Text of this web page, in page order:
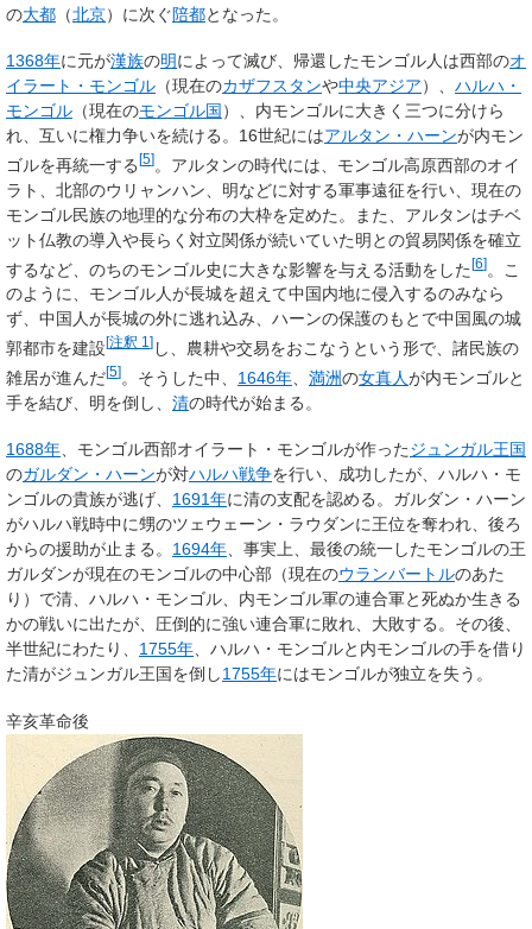
の大都 （北京）に次ぐ陪都となった。
1368年に元が漢族の明によって滅び、帰還したモンゴル人は西部のオ
イラート・モンゴル （現在のカザフスタンや中央アジア）、 ハルハ・
モンゴル （現在のモンゴル国 ）、内モンゴルに大きく三つに分けら
れ、互いに権力争いを続ける。16世紀にはアルタン・ハーンが内モン
ゴルを再統一する [5] 。アルタンの時代には、モンゴル高原西部のオイ
ラト、北部のウリャンハン、明などに対する軍事遠征を行い、現在の
モンゴル民族の地理的な分布の大枠を定めた。また、アルタンはチベ
ット仏教の導入や長らく対立関係が続いていた明との貿易関係を確立
するなど、のちのモンゴル史に大きな影響を与える活動をした[6]。こ
のように、モンゴル人が長城を超えて中国内地に侵入するのみなら
ず、中国人が長城の外に逃れ込み、ハーンの保護のもとで中国風の城
郭都市を建設[注釈 1 ] し、農耕や交易をおこなうという形で、諸民族の
雑居が進んだ[5] 。そうした中、 1646年 満洲の女真人が内モンゴルと
手を結び、明を倒し、 清の時代が始まる。
1688年、モンゴル西部オイラート・モンゴルが作ったジュンガル王国
のガルダン・ハーンが対ハルハ戦争を行い、成功したが、ハルハ・モ
ンゴルの貴族が逃げ、 1691年に清の支配を認める。ガルダン・ハーン
がハルハ戦時中に甥のツェウェーン・ラウダンに王位を奪われ、後ろ
からの援助が止まる。 1694年、事実上、最後の統一したモンゴルの王
ガルダンが現在のモンゴルの中心部（現在のウランバートルのあた
り）で清、ハルハ・モンゴル、内モンゴル軍の連合軍と死ぬか生きる
かの戦いに出たが、圧倒的に強い連合軍に敗れ、大敗する。その後、
半世紀にわたり、 1755年、ハルハ・モンゴルと内モンゴルの手を借り
た清がジュンガル王国を倒し1755年にはモンゴルが独立を失う。
辛亥革命後